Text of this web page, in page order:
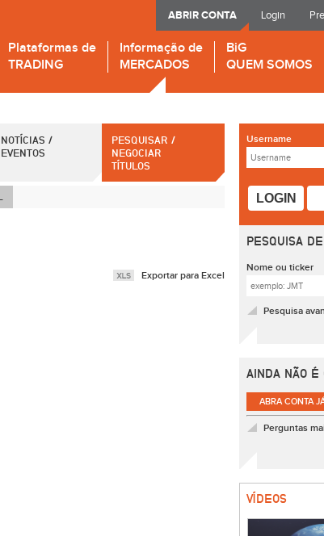
Login
ABRIR CONTA
Plataformas de
TRADING
Informação de
MERCADOS
BiG
QUEM SOMOS
NOTÍCIAS /
EVENTOS
PESQUISAR /
NEGOCIAR
TÍTULOS
Exportar para Excel
Username
LOGIN
PESQUISA
Nome ou ticker
Pesquisa
AINDA NÃO É
ABRA CONTA
Perguntas
VÍDEOS